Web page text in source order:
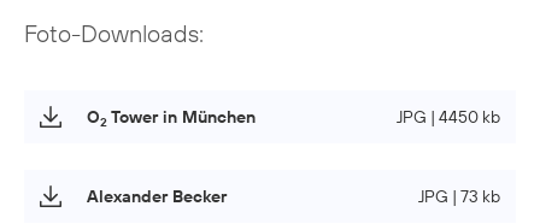
Foto-Downloads:
O2 Tower in München JPG | 4450 kb
Alexander Becker JPG | 73 kb